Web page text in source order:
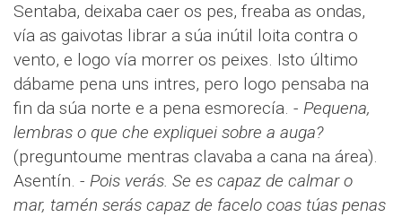
Sentaba, deixaba caer os pes, freaba as ondas,
vía as gaivotas librar a súa inútil loita contra o
vento, e logo vía morrer os peixes. Isto último
dábame pena uns intres, pero logo pensaba na
fin da súa norte e a pena esmorecía. - Pequena,
lembras o que che expliquei sobre a auga?
(preguntoume mentras clavaba a cana na área).
Asentín. - Pois verás. Se es capaz de calmar o
mar, tamén serás capaz de facelo coas túas penas